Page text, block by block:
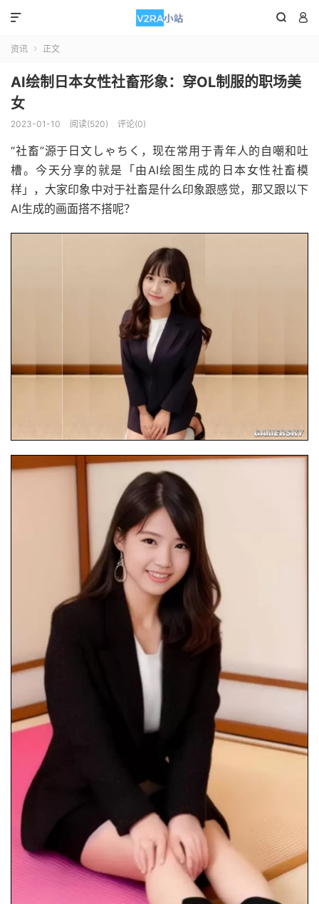
 

资讯  正文
AI绘制日本女性社畜形象：穿OL制服的职场美
女
2023-01-10 阅读(520) 评论(0)
“社畜”源于日文しゃちく，现在常用于青年人的自嘲和吐
槽。今天分享的就是「由AI绘图生成的日本女性社畜模
样」，大家印象中对于社畜是什么印象跟感觉，那又跟以下
AI生成的画面搭不搭呢？